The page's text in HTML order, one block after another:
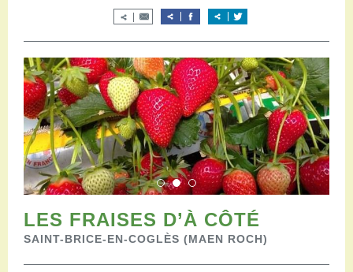
Terroir et artisans
Autour de chez nous
Séjourner
Hébergements
Restaurants
Aires de camping-car
Salles de réception
Aires de pique-nique
Randonner
Randonnées vélo
Randonnées VTT
Randonnées équestres
LES FRAISES D’À CÔTÉ
SAINT-BRICE-EN-COGLÈS (MAEN ROCH)